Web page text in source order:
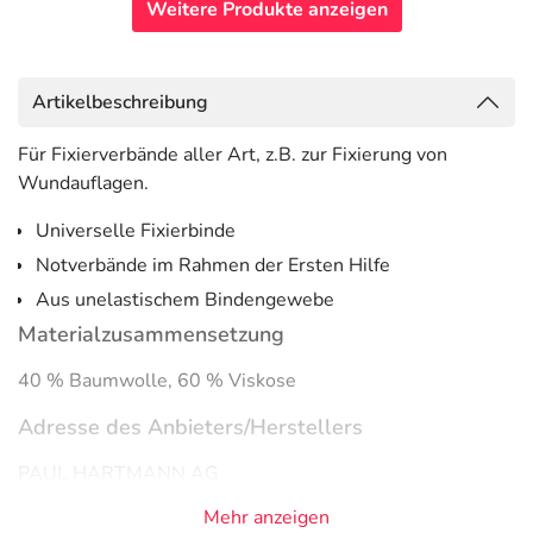
Weitere Produkte anzeigen
Artikelbeschreibung
Für Fixierverbände aller Art, z.B. zur Fixierung von
Wundauflagen.
Universelle Fixierbinde
Notverbände im Rahmen der Ersten Hilfe
Aus unelastischem Bindengewebe
Materialzusammensetzung
40 % Baumwolle, 60 % Viskose
Adresse des Anbieters/Herstellers
Mehr anzeigen